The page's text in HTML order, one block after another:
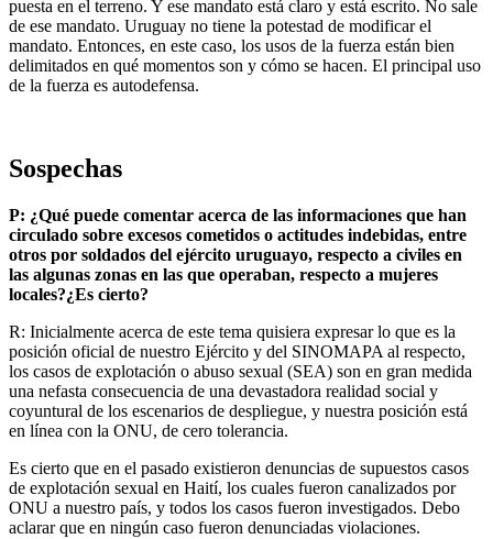
puesta en el terreno. Y ese mandato está claro y está escrito. No sale
de ese mandato. Uruguay no tiene la potestad de modificar el
mandato. Entonces, en este caso, los usos de la fuerza están bien
delimitados en qué momentos son y cómo se hacen. El principal uso
de la fuerza es autodefensa.
Sospechas
P: ¿Qué puede comentar acerca de las informaciones que han
circulado sobre excesos cometidos o actitudes indebidas, entre
otros por soldados del ejército uruguayo, respecto a civiles en
las algunas zonas en las que operaban, respecto a mujeres
locales?¿Es cierto?
R: Inicialmente acerca de este tema quisiera expresar lo que es la
posición oficial de nuestro Ejército y del SINOMAPA al respecto,
los casos de explotación o abuso sexual (SEA) son en gran medida
una nefasta consecuencia de una devastadora realidad social y
coyuntural de los escenarios de despliegue, y nuestra posición está
en línea con la ONU, de cero tolerancia.
Es cierto que en el pasado existieron denuncias de supuestos casos
de explotación sexual en Haití, los cuales fueron canalizados por
ONU a nuestro país, y todos los casos fueron investigados. Debo
aclarar que en ningún caso fueron denunciadas violaciones.